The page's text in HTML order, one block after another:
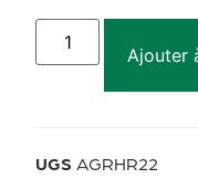
Ajouter
UGS AGRHR22